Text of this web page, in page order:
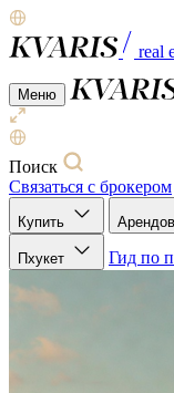
real
Меню
Поиск
Связаться с брокером
Купить
Пхукет Гид по